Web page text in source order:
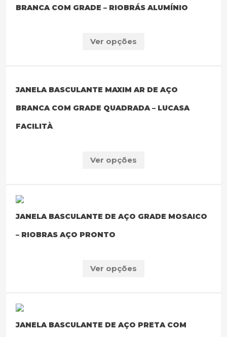
BRANCA COM GRADE – RIOBRÁS ALUMÍNIO
Ver opções
JANELA BASCULANTE MAXIM AR DE AÇO
BRANCA COM GRADE QUADRADA – LUCASA
FACILITÀ
Ver opções
JANELA BASCULANTE DE AÇO GRADE MOSAICO
– RIOBRAS AÇO PRONTO
Ver opções
JANELA BASCULANTE DE AÇO PRETA COM